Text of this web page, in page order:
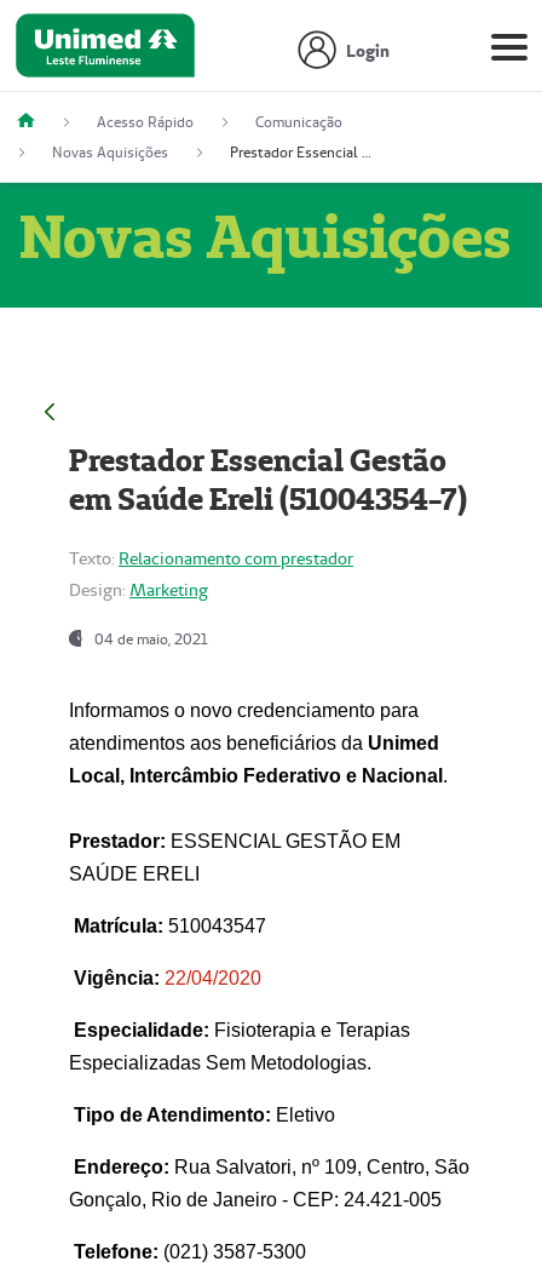
Login
Acesso Rápido
Comunicação
Novas Aquisições
Prestador Essencial Gestão em Saúde Ereli (51004354-7)
Novas Aquisições
Prestador Essencial Gestão
em Saúde Ereli (51004354-7)
Texto: Relacionamento com prestador
Design: Marketing
04 de maio, 2021
Informamos o novo credenciamento para
atendimentos aos beneficiários da Unimed
Local, Intercâmbio Federativo e Nacional .
Prestador: ESSENCIAL GESTÃO EM
SAÚDE ERELI
Matrícula: 510043547
Vigência: 22/04/2020
Especialidade: Fisioterapia e Terapias
Especializadas Sem Metodologias.
Tipo de Atendimento: Eletivo
Endereço: Rua Salvatori, nº 109, Centro, São
Gonçalo, Rio de Janeiro - CEP: 24.421-005
Telefone: (021) 3587-5300